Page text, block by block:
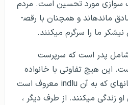
سوازی مورد تحسین است. مردم
سوازی به ریشه­های خود صادق مانده­اند و همچنان با رقص­
ما را سرگرم می­کنند.
پدر است که سرپرست
این هیچ تفاوتی با خانواده
این گروه قومی ندارد. در خانه­ای که به آن indlu معروف است
زندگی می­کنند. از طرف دیگر ،